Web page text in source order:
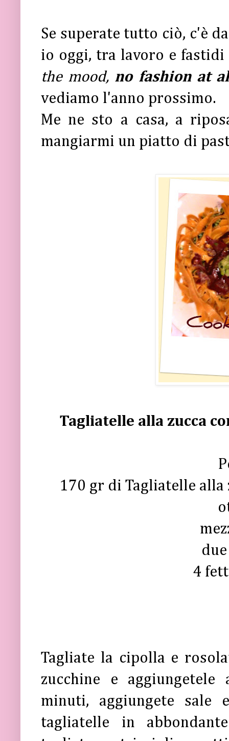
Se superate tutto ciò, c'è
io oggi, tra lavoro e
the mood, no fashion at
vediamo l'anno prossimo.
Me ne sto a casa, a
mangiarmi un piatto di
Tagliatelle alla zucca
170 gr di Tagliatelle alla
4
Tagliate la cipolla e
zucchine e
minuti, aggiungete sale
tagliatelle in